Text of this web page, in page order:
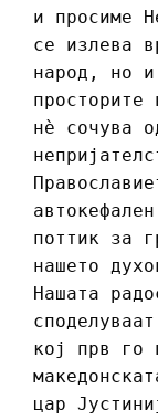
и просиме
се излева
народ, но
нè сочува
поттик за
нашето
Нашата
кој прв го
цар